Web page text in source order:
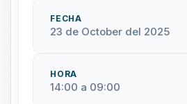
FECHA
23 de October del 2025
HORA
14:00 a 09:00